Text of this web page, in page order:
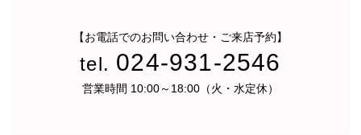
【お電話でのお問い合わせ・ご来店予約】
tel. 024-931-2546
営業時間 10:00～18:00（火・水定休）